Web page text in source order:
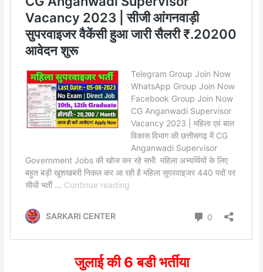
जुलाई की 6 बडी भर्तीया